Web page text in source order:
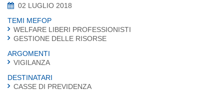
02 LUGLIO 2018
TEMI MEFOP
WELFARE LIBERI PROFESSIONISTI
GESTIONE DELLE RISORSE
ARGOMENTI
VIGILANZA
DESTINATARI
CASSE DI PREVIDENZA